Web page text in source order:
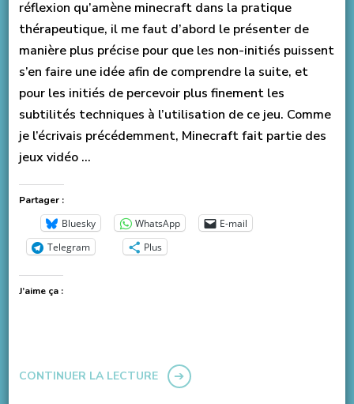
réflexion qu’amène minecraft dans la pratique
thérapeutique, il me faut d’abord le présenter de
manière plus précise pour que les non-initiés puissent
s’en faire une idée afin de comprendre la suite, et
pour les initiés de percevoir plus finement les
subtilités techniques à l’utilisation de ce jeu. Comme
je l’écrivais précédemment, Minecraft fait partie des
jeux vidéo …
Partager :
Bluesky WhatsApp
E-mail
Telegram
Plus
J’aime ça :
CONTINUER LA LECTURE